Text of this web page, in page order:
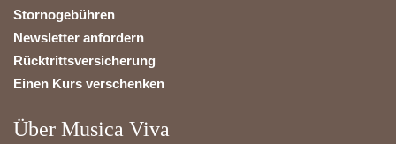
Stornogebühren
Newsletter anfordern
Rücktrittsversicherung
Einen Kurs verschenken
Über Musica Viva